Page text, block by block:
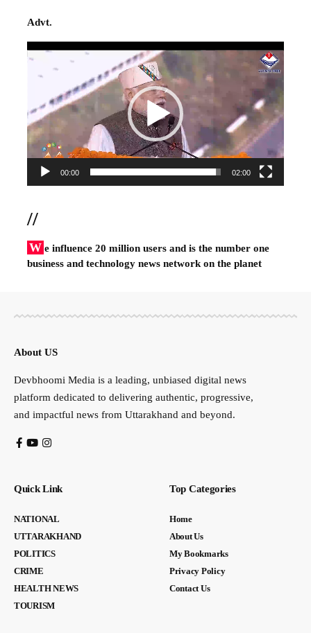
Advt.
Video
00:00 02:00
//
W e influence 20 million users and is the number one
business and technology news network on the planet
About US
Devbhoomi Media is a leading, unbiased digital news
platform dedicated to delivering authentic, progressive,
and impactful news from Uttarakhand and beyond.
Quick Link
NATIONAL
UTTARAKHAND
POLITICS
CRIME
HEALTH NEWS
TOURISM
Top Categories
Home
About Us
My Bookmarks
Privacy Policy
Contact Us